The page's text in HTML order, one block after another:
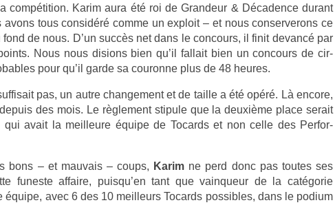
com­péti­tion. Karim aura été roi de Gran­deur & Décad­ence durant
avons tous con­sidéré comme un ex­ploit – et nous con­ser­verons ce
de nous. D’un succès net dans le con­cours, il finit de­vancé par
Nous nous dis­ions bien qu’il fal­lait bien un con­cours de cir­
pour qu’il garde sa co­uron­ne plus de 48 heures.
pas, un autre chan­ge­ment et de tail­le a été opéré. Là en­core,
des mois. Le règle­ment stipule que la deuxième place serait
qui avait la meil­leure équipe de Tocards et non celle des Per­for­
bons – et mauvais – coups, Karim ne perd donc pas toutes ses
funes­te af­faire, puis­qu’­en tant que vain­queur de la catégorie
équipe, avec 6 des 10 meil­leurs Tocards pos­sibles, dans le podium